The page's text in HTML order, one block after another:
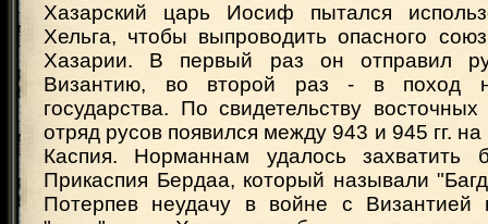
Хазарский царь Иосиф пытался
Хельга, чтобы выпроводить опасного
Хазарии. В первый раз он отправил
Византию, во второй раз - в поход
государства. По свидетельству
отряд русов появился между 943 и 945 гг.
Каспия. Норманнам удалось захватить
Прикаспия Бердаа, который называли
Потерпев неудачу в войне с